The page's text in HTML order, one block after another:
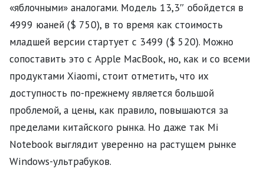
«яблочными» аналогами. Модель 13,3″ обойдется в
4999 юаней ($ 750), в то время как стоимость
младшей версии стартует с 3499 ($ 520). Можно
сопоставить это с Apple MacBook, но, как и со всеми
продуктами Xiaomi, стоит отметить, что их
доступность по-прежнему является большой
проблемой, а цены, как правило, повышаются за
пределами китайского рынка. Но даже так Mi
Notebook выглядит уверенно на растущем рынке
Windows-ультрабуков.